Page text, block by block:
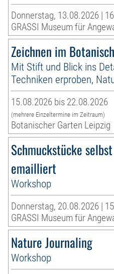
Donnerstag, 13.08.2026 |
GRASSI Museum für
Zeichnen im
Mit Stift und Blick ins
Techniken erproben,
15.08.2026 bis 22.08.2026
(mehrere Einzeltermine im Zeitraum)
Botanischer Garten Leipzig
Schmuckstücke
emailliert
Workshop
Donnerstag, 20.08.2026 |
GRASSI Museum für
Nature Journaling
Workshop